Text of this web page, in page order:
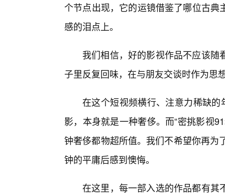
个节点出现，它的运镜借鉴了哪位古
感的泪点上。
我们相信，好的影视作品不应该
子里反复回味，在与朋友交谈时作为思
在这个短视频横行、注意力稀缺
影，本身就是一种奢侈。而“密挑影视
钟奢侈都物超所值。我们不希望你再
钟的平庸后感到懊悔。
在这里，每一部入选的作品都有其